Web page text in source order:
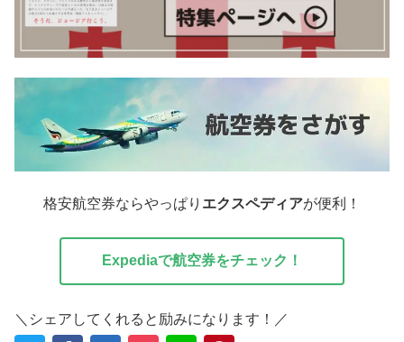
格安航空券ならやっぱり エクスペディアが便利！
Expediaで航空券をチェック！
＼シェアしてくれると励みになります！／